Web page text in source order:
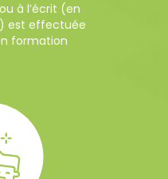
à l’écrit (en
est effectuée
formation